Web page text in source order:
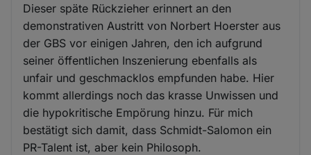
Dieser späte Rückzieher erinnert an den
demonstrativen Austritt von Norbert Hoerster aus
der GBS vor einigen Jahren, den ich aufgrund
seiner öffentlichen Inszenierung ebenfalls als
unfair und geschmacklos empfunden habe. Hier
kommt allerdings noch das krasse Unwissen und
die hypokritische Empörung hinzu. Für mich
bestätigt sich damit, dass Schmidt-Salomon ein
PR-Talent ist, aber kein Philosoph.